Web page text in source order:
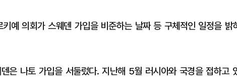
예 의회가 스웨덴 가입을 비준하는 날짜 등 구체적인 일정을 밝
은 나토 가입을 서둘렀다. 지난해 5월 러시아와 국경을 접하고